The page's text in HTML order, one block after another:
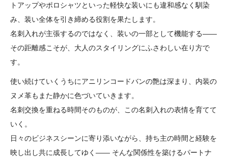
トアップやポロシャツといった軽快な装いにも違和感なく馴染
み、装い全体を引き締める役割を果たします。
名刺入れが主張するのではなく、装いの一部として機能する――
その距離感こそが、大人のスタイリングにふさわしい在り方で
す。
使い続けていくうちにアニリンコードバンの艶は深まり、内装の
ヌメ革もまた静かに色づいていきます。
名刺交換を重ねる時間そのものが、この名刺入れの表情を育てて
いく。
日々のビジネスシーンに寄り添いながら、持ち主の時間と経験を
映し出し共に成長してゆく―― そんな関係性を築けるパートナ